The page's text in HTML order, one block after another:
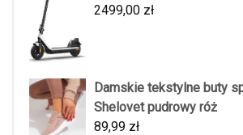
2499,00 zł
Damskie tekstylne buty
Shelovet pudrowy róż
89,99 zł